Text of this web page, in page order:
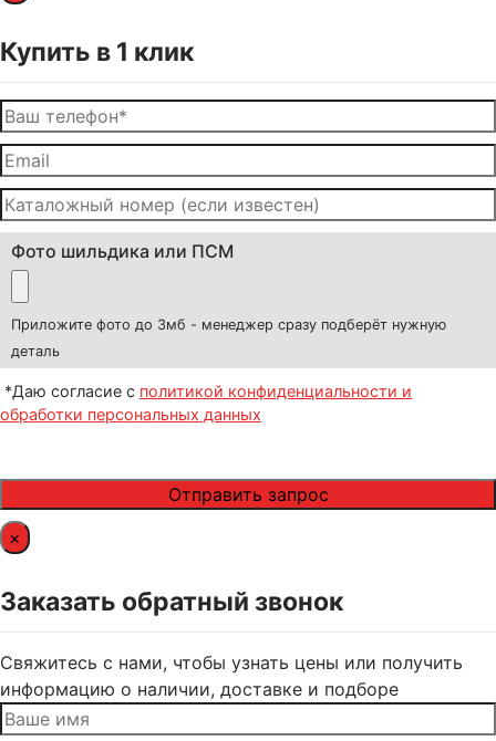
Купить в 1 клик
Фото шильдика или ПСМ
Приложите фото до 3мб - менеджер сразу подберёт нужную
деталь
*Даю согласие с политикой конфиденциальности и
обработки персональных данных
×
Заказать обратный звонок
Свяжитесь с нами, чтобы узнать цены или получить
информацию о наличии, доставке и подборе